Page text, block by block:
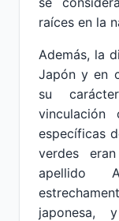
raíces en la
Además, la
Japón y en
su
específicas
verdes
apellido
japonesa,